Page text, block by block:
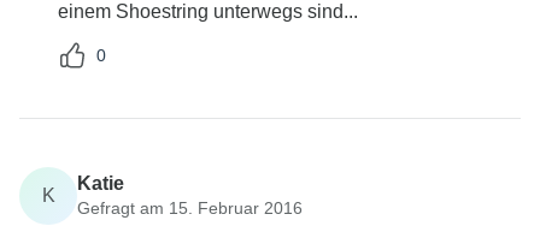
einem Shoestring unterwegs sind...
0
K
Katie
Gefragt am 15. Februar 2016